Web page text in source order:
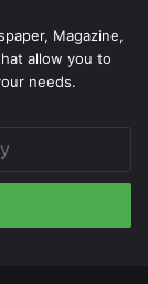
Magazine,
allow you to
needs.